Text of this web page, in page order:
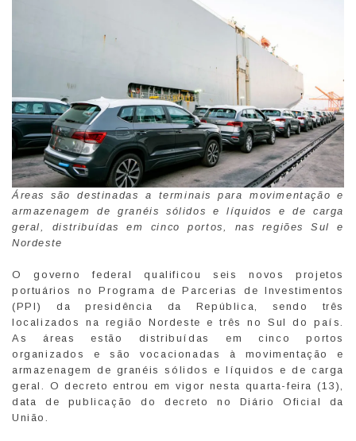
Áreas são destinadas a terminais para movimentação e
armazenagem de granéis sólidos e líquidos e de carga
geral, distribuídas em cinco portos, nas regiões Sul e
Nordeste
O governo federal qualificou seis novos projetos
portuários no Programa de Parcerias de Investimentos
(PPI) da presidência da República, sendo três
localizados na região Nordeste e três no Sul do país.
As áreas estão distribuídas em cinco portos
organizados e são vocacionadas à movimentação e
armazenagem de granéis sólidos e líquidos e de carga
geral. O decreto entrou em vigor nesta quarta-feira (13),
data de publicação do decreto no Diário Oficial da
União.